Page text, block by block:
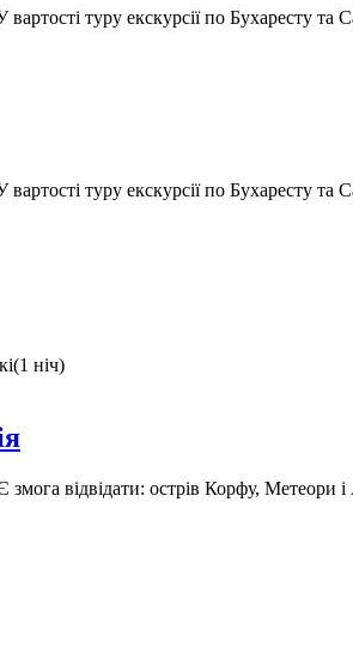
вартості туру екскурсії по Бухаресту та
вартості туру екскурсії по Бухаресту та
ніч)
змога відвідати: острів Корфу, Метеори